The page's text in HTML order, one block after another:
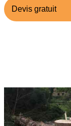
Devis gratuit